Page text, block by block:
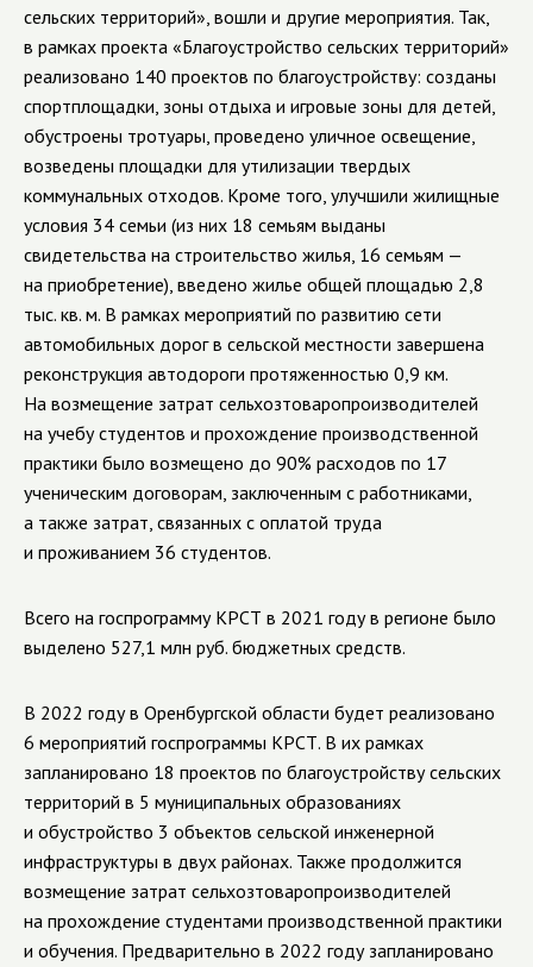
сельских территорий», вошли и другие мероприятия. Так,
в рамках проекта «Благоустройство сельских территорий»
реализовано 140 проектов по благоустройству: созданы
спортплощадки, зоны отдыха и игровые зоны для детей,
обустроены тротуары, проведено уличное освещение,
возведены площадки для утилизации твердых
коммунальных отходов. Кроме того, улучшили жилищные
условия 34 семьи (из них 18 семьям выданы
свидетельства на строительство жилья, 16 семьям —
на приобретение), введено жилье общей площадью 2,8
тыс. кв. м. В рамках мероприятий по развитию сети
автомобильных дорог в сельской местности завершена
реконструкция автодороги протяженностью 0,9 км.
На возмещение затрат сельхозтоваропроизводителей
на учебу студентов и прохождение производственной
практики было возмещено до 90% расходов по 17
ученическим договорам, заключенным с работниками,
а также затрат, связанных с оплатой труда
и проживанием 36 студентов.
Всего на госпрограмму КРСТ в 2021 году в регионе было
выделено 527,1 млн руб. бюджетных средств.
В 2022 году в Оренбургской области будет реализовано
6 мероприятий госпрограммы КРСТ. В их рамках
запланировано 18 проектов по благоустройству сельских
территорий в 5 муниципальных образованиях
и обустройство 3 объектов сельской инженерной
инфраструктуры в двух районах. Также продолжится
возмещение затрат сельхозтоваропроизводителей
на прохождение студентами производственной практики
и обучения. Предварительно в 2022 году запланировано